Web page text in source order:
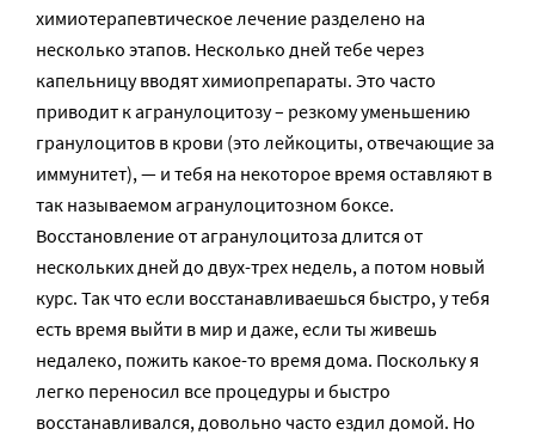
химиотерапевтическое лечение разделено на
несколько этапов. Несколько дней тебе через
капельницу вводят химиопрепараты. Это часто
приводит к агранулоцитозу – резкому уменьшению
гранулоцитов в крови (это лейкоциты, отвечающие за
иммунитет), — и тебя на некоторое время оставляют в
так называемом агранулоцитозном боксе.
Восстановление от агранулоцитоза длится от
нескольких дней до двух-трех недель, а потом новый
курс. Так что если восстанавливаешься быстро, у тебя
есть время выйти в мир и даже, если ты живешь
недалеко, пожить какое-то время дома. Поскольку я
легко переносил все процедуры и быстро
восстанавливался, довольно часто ездил домой. Но